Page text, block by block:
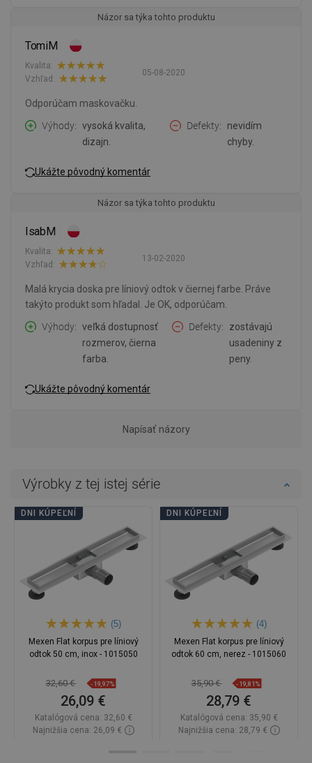
Názor sa týka tohto produktu
TomiM
05-08-2020
Kvalita:
Vzhľad:
Odporúčam maskovačku.
Výhody
vysoká kvalita,
dizajn.
Defekty
nevidím
chyby.
Ukážte pôvodný komentár
Názor sa týka tohto produktu
IsabM
13-02-2020
Kvalita:
Vzhľad:
Malá krycia doska pre líniový odtok v čiernej farbe. Práve
takýto produkt som hľadal. Je OK, odporúčam.
Výhody
veľká dostupnosť
rozmerov, čierna
farba.
Defekty
zostávajú
usadeniny z
peny.
Ukážte pôvodný komentár
Napísať názory
Výrobky z tej istej série
DNI KÚPEĽNÍ
(5)
Mexen Flat korpus pre líniový
odtok 50 cm, inox - 1015050
32,60 € -19,97%
26,09 €
Katalógová cena: 32,60 €
Najnižšia cena: 26,09 €
DNI KÚPEĽNÍ
(4)
Mexen Flat korpus pre líniový
odtok 60 cm, nerez - 1015060
35,90 € -19,81%
28,79 €
Katalógová cena: 35,90 €
Najnižšia cena: 28,79 €